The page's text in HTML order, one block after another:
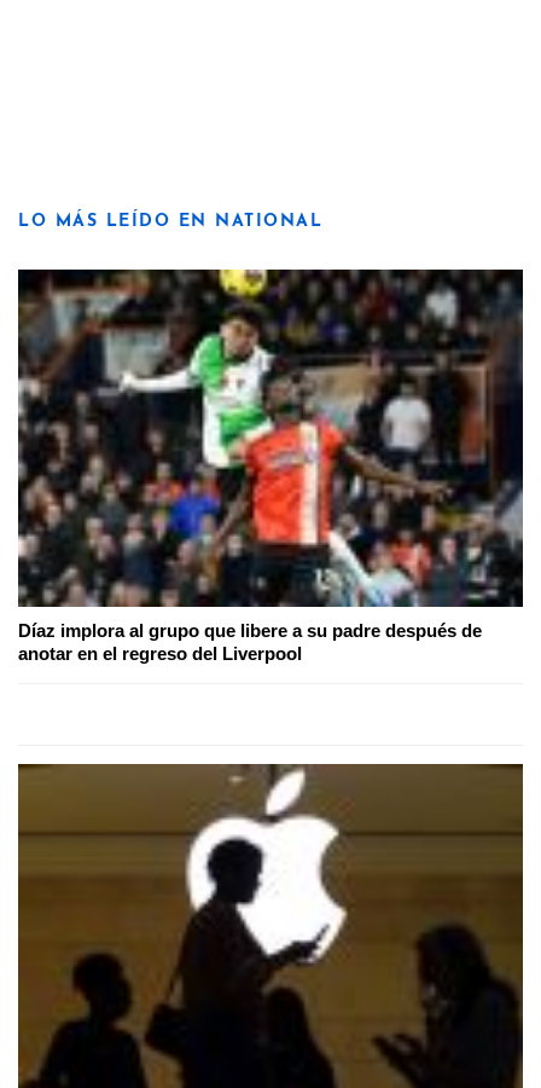
LO MÁS LEÍDO EN NATIONAL
Díaz implora al grupo que libere a su padre después de
anotar en el regreso del Liverpool